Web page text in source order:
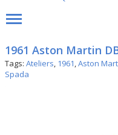
1961 Aston Martin
Tags: Ateliers, 1961,Aston
Spada